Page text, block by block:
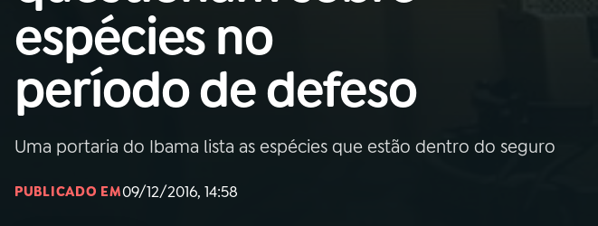
02 A RÁDIO
03PROGRAMAÇÃO
04PROGRAMAS
espécies no
período de defeso
Uma portaria do Ibama lista as espécies que estão dentro do seguro
PUBLICADO EM09/12/2016, 14:58